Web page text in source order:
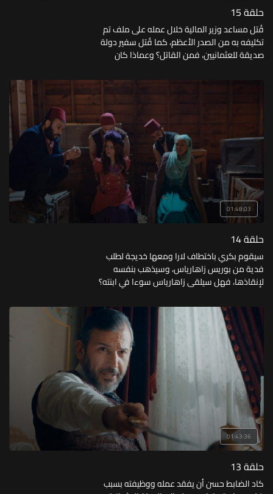
حلقة 15
قُتل مساعد وزير المالية خلال عمله على ملف تم
تكليفه به من الصدر الأعظم، كما قُتل سفير دولة
صديقة للعثمانيين، فمن القاتل؟ وعماذا كان
01:48:03
حلقة 14
سيقوم بكري باختطاف لارا ومعها خديجة لطلب
فدية من بوريس زاهارياس، وسيذهب بنفسه
لإنقاذها، فهل سيلقى زاهارياس سوءا في ابنته؟
01:43:36
حلقة 13
كاد الضابط حسن أن يفقد عمله ووظيفته بسبب